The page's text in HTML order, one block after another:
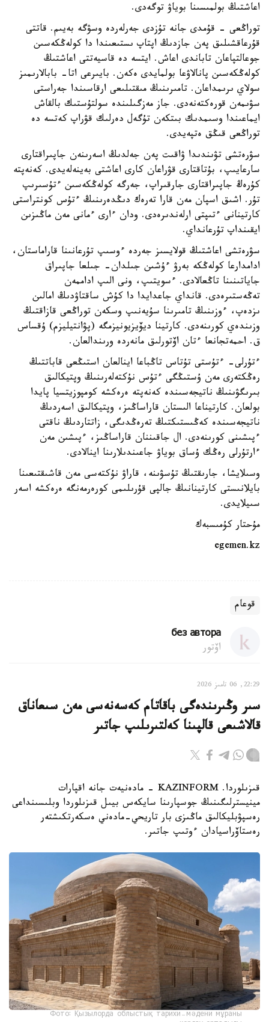
اعاشتىڭ بولمىسىنا بوياۋ توگەدى.
توراڭعى - قۇمدى جانە تۇزدى جەرلەردە وسۋگە بەيىم. قاتتى
قۇرعاقشىلىق پەن جازدىڭ اپتاپ ىستىعىندا دا كولەڭكەسىن
جوعالتپاعان تاباندى اعاش. ايتسە دە قاسيەتتى اعاشتىڭ
كولەڭكەسىن پانالاۋعا بولمايدى ەكەن. بايىرعى اتا- بابالارىمىز
سولاي ىرىمداعان. تامىرىنىڭ مىقتىلىعى ارقاسىندا جەراستى
سۋىمەن قورەكتەنەدى. جاز مەزگىلىندە سولتۇستىك بالقاش
ايماعىندا وسىمدىك بىتكەن تۇگەل دەرلىك قۋراپ كەتسە دە
توراڭعى قىڭق ەتپەيدى.
سۋرەتشى تۋىندىدا ۋاقىت پەن جەلدىڭ اسەرىنەن جاپىراقتارى
سارعايىپ، بۇتاقتارى قۋراعان كارى اعاشتى بەينەلەيدى. كەنەپتە
كۇرەڭ جاپىراقتارى جارقىراپ، جەرگە كولەڭكەسىن ءتۇسىرىپ
تۇر. اشىق اسپان مەن قارا تەرەك دىڭدەرىنىڭ ءتۇس كونتراستى
كارتينانى ءتىپتى ارلەندىرەدى. ودان ءارى ءمانى مەن ماڭىزىن
ايقىنداپ تۇرعانداي.
سۋرەتشى اعاشتىڭ قولايسىز جەردە ءوسىپ تۇرعانىنا قاراماستان،
ادامدارعا كولەڭكە بەرۋ ءۇشىن جىلدان- جىلعا جاپىراق
جاياتىنىنا تاڭعالادى. ءسويتىپ، ونى الىپ اداممەن
تەڭەستىرەدى. قانداي جاعدايدا دا كۇش ساقتاۋدىڭ امالىن
ىزدەپ، ءوزىنىڭ تامىرىنا سۇيەنىپ وسكەن توراڭعى قازاقتىڭ
وزىندەي كورىنەدى. كارتينا ديۆيزيونيزمگە (پۋانتيليزم) ۇقساس
ق. احمەتجانعا ءتان اۆتورلىق مانەردە ورىندالعان.
ءتۇرلى- ءتۇستى تۇتاس تاڭباعا اينالعان استىڭعى قاباتتىڭ
رەڭكتەرى مەن ۇستىڭگى ءتۇس نۇكتەلەرىنىڭ وپتيكالىق
بىرىگۋىنىڭ ناتيجەسىندە كەنەپتە ەرەكشە كومپوزيتسيا پايدا
بولعان. كارتيناعا الىستان قاراساڭىز، وپتيكالىق اسەردىڭ
ناتيجەسىندە كەڭىستىكتىڭ تەرەڭدىگى، زاتتاردىڭ ناقتى
ءپىشىنى كورىنەدى. ال جاقىننان قاراساڭىز، ءپىشىن مەن
ءارتۇرلى رەڭك ۇساق بوياۋ جاعىندىلارىنا اينالادى.
وسىلايشا، جارىقتىڭ تۇسۋىنە، قاراۋ نۇكتەسى مەن قاشىقتىعىنا
بايلانىستى كارتينانىڭ جالپى قۇرىلىمى كورەرمەنگە ەرەكشە اسەر
سىيلايدى.
مۇحتار كۇمىسبەك
egemen.kz
قوعام
без автора
اۆتور
22:29, 06 تامىز 2026
سىر وڭىرىندەگى باقاتام كەسەنەسى مەن سىعاناق
قالاشىعى قالپىنا كەلتىرىلىپ جاتىر
قىزىلوردا. KAZINFORM - مادەنيەت جانە اقپارات
مينيسترلىگىنىڭ جوسپارىنا سايكەس بيىل قىزىلوردا وبلىسىنداعى
رەسپۋبليكالىق ماڭىزى بار تاريحي-مادەني ەسكەرتكىشتەر
رەستاۆراسيادان ءوتىپ جاتىر.
Фото: Қызылорда облыстық тарихи-мәдени мұраны